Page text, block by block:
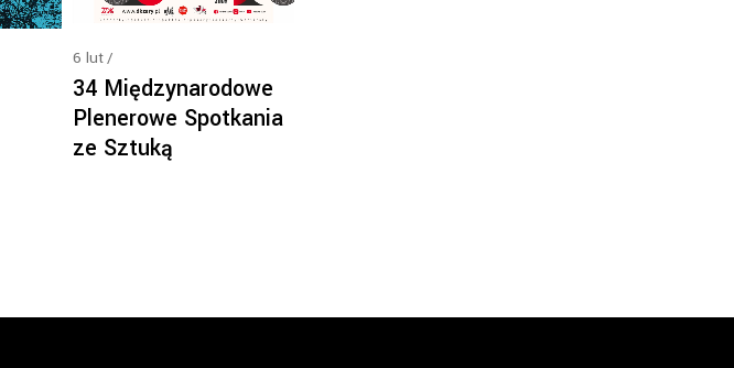
6 lut
34 Międzynarodowe
Plenerowe Spotkania
ze Sztuką